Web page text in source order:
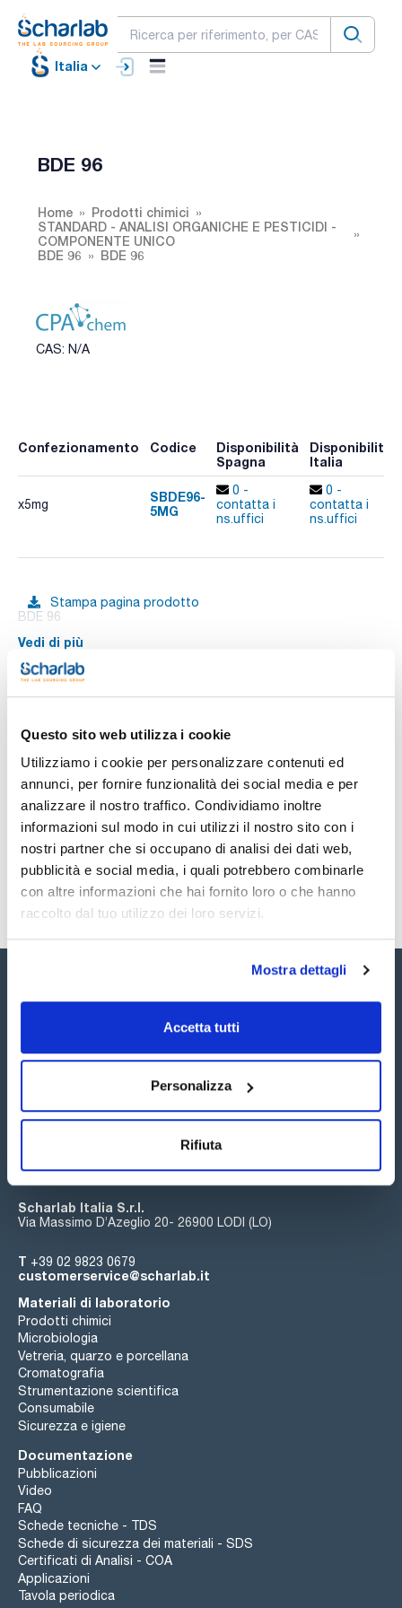
Questo sito web utilizza i cookie
Utilizziamo i cookie per personalizzare contenuti ed
annunci, per fornire funzionalità dei social media e per
analizzare il nostro traffico. Condividiamo inoltre
informazioni sul modo in cui utilizzi il nostro sito con i
nostri partner che si occupano di analisi dei dati web,
pubblicità e social media, i quali potrebbero combinarle
con altre informazioni che hai fornito loro o che hanno
raccolto dal tuo utilizzo dei loro servizi.
Mostra dettagli
Accetta tutti
Personalizza
Rifiuta
Italia
BDE 96
Home
Prodotti chimici
STANDARD - ANALISI ORGANICHE E PESTICIDI -
COMPONENTE UNICO
BDE 96
BDE 96
CAS: N/A
Confezionamento Codice
Disponibilità
Spagna
Disponibilità
Italia
x5mg
SBDE96-
5MG
0 -
contatta i
ns.uffici
0 -
contatta i
ns.uffici
Stampa pagina prodotto
BDE 96
Vedi di più
Documentazione tecnica
TDS / Scheda tecnica
Registrati per i download
COA
Registrati per i download
SDS / Scheda di
Sicurezza
Registrati per i download
Seguici:
Iscriviti alla Newsletter
Scharlab Italia S.r.l.
Via Massimo D’Azeglio 20- 26900 LODI (LO)
T +39 02 9823 0679
customerservice@scharlab.it
Materiali di laboratorio
Prodotti chimici
Microbiologia
Vetreria, quarzo e porcellana
Cromatografia
Strumentazione scientifica
Consumabile
Sicurezza e igiene
Documentazione
Pubblicazioni
Video
FAQ
Schede tecniche - TDS
Schede di sicurezza dei materiali - SDS
Certificati di Analisi - COA
Applicazioni
Tavola periodica